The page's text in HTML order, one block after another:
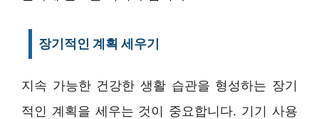
장기적인 계획 세우기
지속 가능한 건강한 생활 습관을 형성하는 장기
적인 계획을 세우는 것이 중요합니다. 기기 사용